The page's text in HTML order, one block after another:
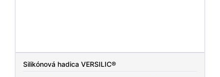
Silikónová hadica VERSILIC®